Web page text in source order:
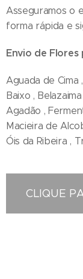
Asseguramos o
forma rápida e
Envio de
Aguada de
Baixo ,
Agadão ,
Macieira de
Óis da Ribeira ,
CLIQUE